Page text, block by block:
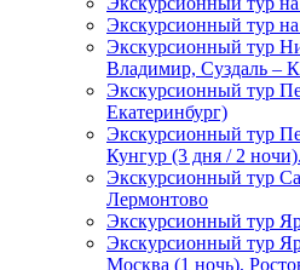
Экскурсионный тур
Экскурсионный тур
Владимир, Суздаль –
Экскурсионный тур
Екатеринбург)
Экскурсионный тур
Кунгур (3 дня / 2 ночи).
Экскурсионный тур
Лермонтово
Экскурсионный тур
Экскурсионный тур
Москва (1 ночь),